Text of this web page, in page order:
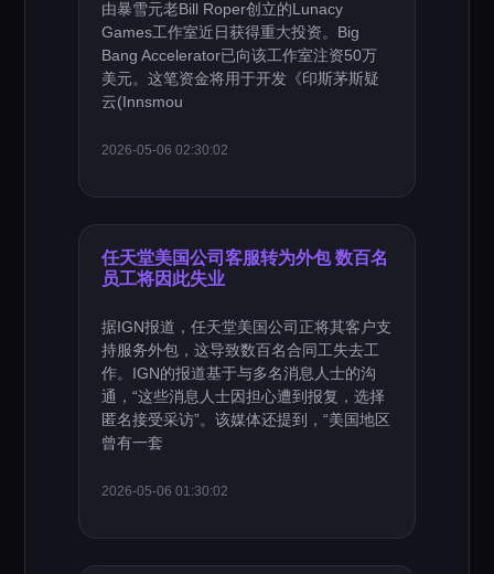
由暴雪元老Bill Roper创立的Lunacy
Games工作室近日获得重大投资。Big
Bang Accelerator已向该工作室注资50万
美元。这笔资金将用于开发《印斯茅斯疑
云(Innsmou
2026-05-06 02:30:02
任天堂美国公司客服转为外包 数百名
员工将因此失业
据IGN报道，任天堂美国公司正将其客户支
持服务外包，这导致数百名合同工失去工
作。IGN的报道基于与多名消息人士的沟
通，“这些消息人士因担心遭到报复，选择
匿名接受采访”。该媒体还提到，“美国地区
曾有一套
2026-05-06 01:30:02